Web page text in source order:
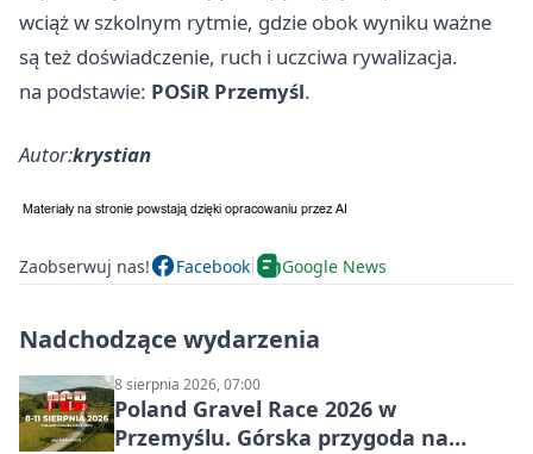
wciąż w szkolnym rytmie, gdzie obok wyniku ważne
są też doświadczenie, ruch i uczciwa rywalizacja.
na podstawie: POSiR Przemyśl.
Autor:krystian
Zaobserwuj nas! Facebook Google News
Nadchodzące wydarzenia
8 sierpnia 2026, 07:00
Poland Gravel Race 2026 w
Przemyślu. Górska przygoda na